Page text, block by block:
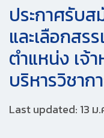
ประกาศรับ
และเลือกสร
ตำแหน่ง เจ้
บริหารวิชาก
Last updated: 13 ม